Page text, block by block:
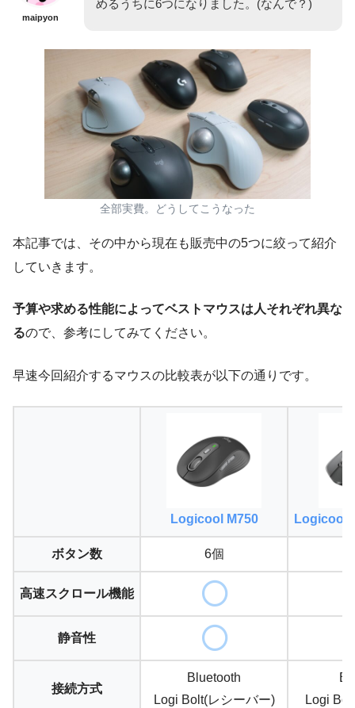
maipyon
めるうちに6つになりました。(なんで？)
全部実費。どうしてこうなった
本記事では、その中から現在も販売中の5つに絞って紹介
していきます。
予算や求める性能によってベストマウスは人それぞれ異な
るので、参考にしてみてください。
早速今回紹介するマウスの比較表が以下の通りです。
Logicool M750 Logicool
ボタン数 6個
高速スクロール機能
静音性
接続方式
Bluetooth
Logi Bolt(レシーバー)
Logi